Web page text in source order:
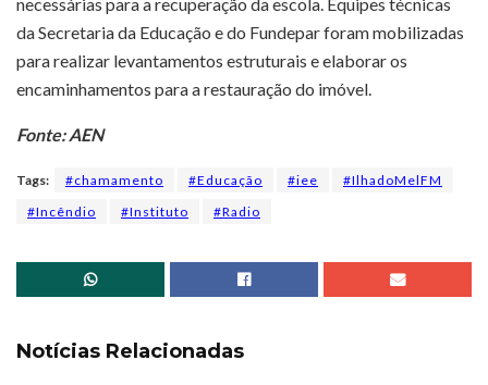
da Secretaria da Educação e do Fundepar foram mobilizadas
para realizar levantamentos estruturais e elaborar os
encaminhamentos para a restauração do imóvel.
Fonte: AEN
Tags: #chamamento #Educação #iee
#IlhadoMelFM
#Incêndio
#Instituto #Radio
Notícias Relacionadas